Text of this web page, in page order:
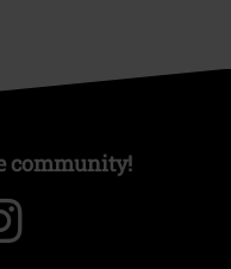
community!